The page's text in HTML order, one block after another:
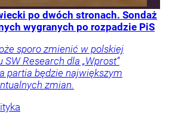
po dwóch stronach. Sondaż
wygranych po rozpadzie PiS
sporo zmienić w polskiej
Research dla „Wprost”
partia będzie największym
zmian.